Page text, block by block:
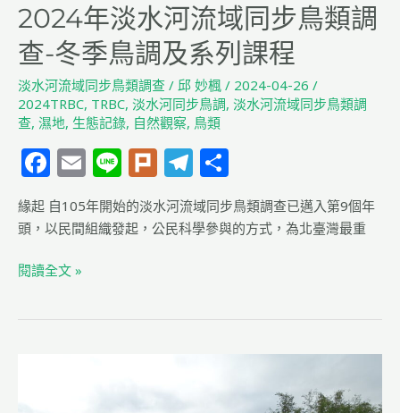
2024年淡水河流域同步鳥類調
查-冬季鳥調及系列課程
淡水河流域同步鳥類調查 / 邱 妙楓 / 2024-04-26 /
2024TRBC, TRBC, 淡水河同步鳥調, 淡水河流域同步鳥類調
查, 濕地, 生態記錄, 自然觀察, 鳥類
F
a
c
e
b
E
m
ai
Li
n
e
Pl
u
rk
T
el
e
g
享
緣起 自105年開始的淡水河流域同步鳥類調查已邁入第9個年
頭，以民間組織發起，公民科學參與的方式，為北臺灣最重
鳥
調
及
系
列
課
程
閱讀全文 »